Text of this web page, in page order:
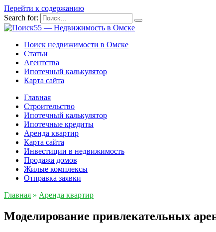
Перейти к содержанию
Search for:
Поиск недвижимости в Омске
Статьи
Агентства
Ипотечный калькулятор
Карта сайта
Главная
Строительство
Ипотечный калькулятор
Ипотечные кредиты
Аренда квартир
Карта сайта
Инвестиции в недвижимость
Продажа домов
Жилые комплексы
Отправка заявки
Главная » Аренда квартир
Моделирование привлекательных